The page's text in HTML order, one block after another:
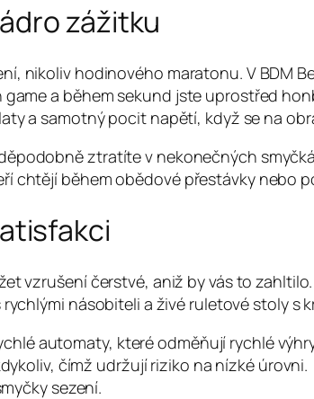
zážitku
nikoliv hodinového maratonu. V BDM
a během sekund jste uprostřed
a samotný pocit napětí, když se na
ztratíte v nekonečných
chtějí během obědové přestávky nebo
vzrušení čerstvé, aniž by vás to
násobiteli a živé ruletové stoly s
automaty, které odměňují rychlé
čímž udržují riziko na nízké úrovni.
sezení.